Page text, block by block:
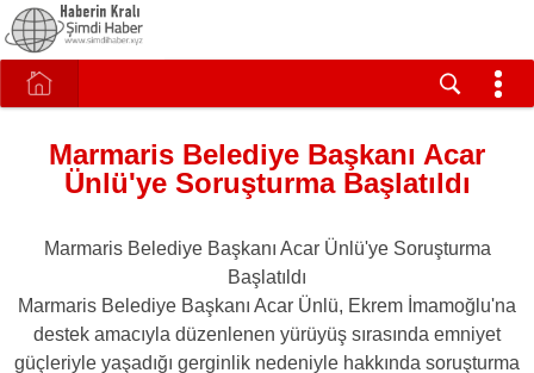
Marmaris Belediye Başkanı Acar
Ünlü'ye Soruşturma Başlatıldı
Marmaris Belediye Başkanı Acar Ünlü'ye Soruşturma
Başlatıldı
Marmaris Belediye Başkanı Acar Ünlü, Ekrem İmamoğlu'na
destek amacıyla düzenlenen yürüyüş sırasında emniyet
güçleriyle yaşadığı gerginlik nedeniyle hakkında soruşturma